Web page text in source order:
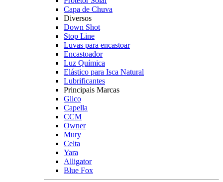
Capa de Chuva
Diversos
Down Shot
Stop Line
Luvas para encastoar
Encastoador
Luz Química
Elástico para Isca Natural
Lubrificantes
Principais Marcas
Glico
Capella
CCM
Owner
Mury
Celta
Yara
Alligator
Blue Fox